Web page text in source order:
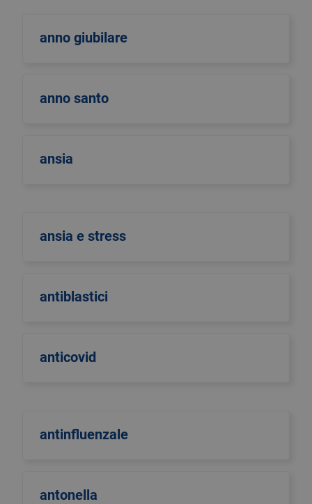
anno giubilare
anno santo
ansia
ansia e stress
antiblastici
anticovid
antinfluenzale
antonella